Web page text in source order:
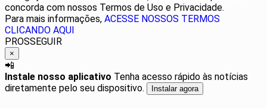
concorda com nossos Termos de Uso e Privacidade.
Para mais informações, ACESSE NOSSOS TERMOS
CLICANDO AQUI
PROSSEGUIR
×
📲
Instale nosso aplicativo Tenha acesso rápido às notícias
diretamente pelo seu dispositivo.
Instalar agora